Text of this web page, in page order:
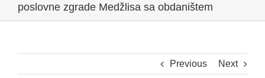
poslovne zgrade Medžlisa sa obdaništem
Previous Next